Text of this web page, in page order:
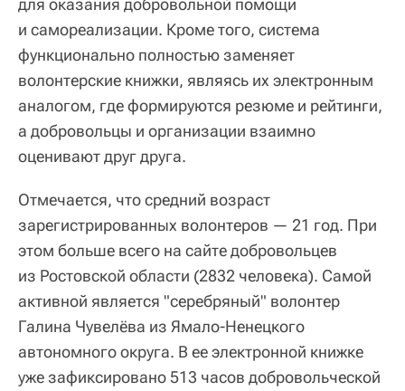
и самореализации. Кроме того, система
функционально полностью заменяет
волонтерские книжки, являясь их электронным
аналогом, где формируются резюме и рейтинги,
а добровольцы и организации взаимно
оценивают друг друга.
Отмечается, что средний возраст
зарегистрированных волонтеров — 21 год. При
этом больше всего на сайте добровольцев
из Ростовской области (2832 человека). Самой
активной является "серебряный" волонтер
Галина Чувелёва из Ямало-Ненецкого
автономного округа. В ее электронной книжке
уже зафиксировано 513 часов добровольческой